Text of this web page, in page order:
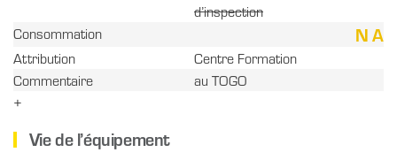
d’inspection
Consommation
N A
Attribution
Centre Formation
Commentaire
au TOGO
+
Vie de l’équipement